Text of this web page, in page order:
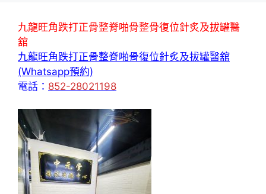
九龍旺角跌打正骨整脊啪骨整骨復位針炙及拔罐醫
舘
九龍旺角跌打正骨整脊啪骨復位針炙及拔罐醫舘
(Whatsapp預約)
電話： 852-28021198